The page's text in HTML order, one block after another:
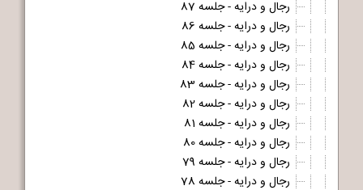
رجال و درایه - جلسه 87
رجال و درایه - جلسه 86
رجال و درایه - جلسه 85
رجال و درایه - جلسه 84
رجال و درایه - جلسه 83
رجال و درایه - جلسه 82
رجال و درایه - جلسه 81
رجال و درایه - جلسه 80
رجال و درایه - جلسه 79
رجال و درایه - جلسه 78